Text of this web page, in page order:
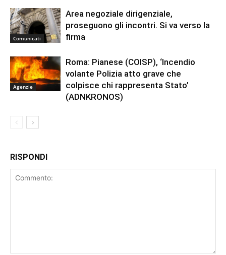
Comunicati
Area negoziale dirigenziale,
proseguono gli incontri. Si va verso la
firma
Agenzie
Roma: Pianese (COISP), ‘Incendio
volante Polizia atto grave che
colpisce chi rappresenta Stato’
(ADNKRONOS)
RISPONDI